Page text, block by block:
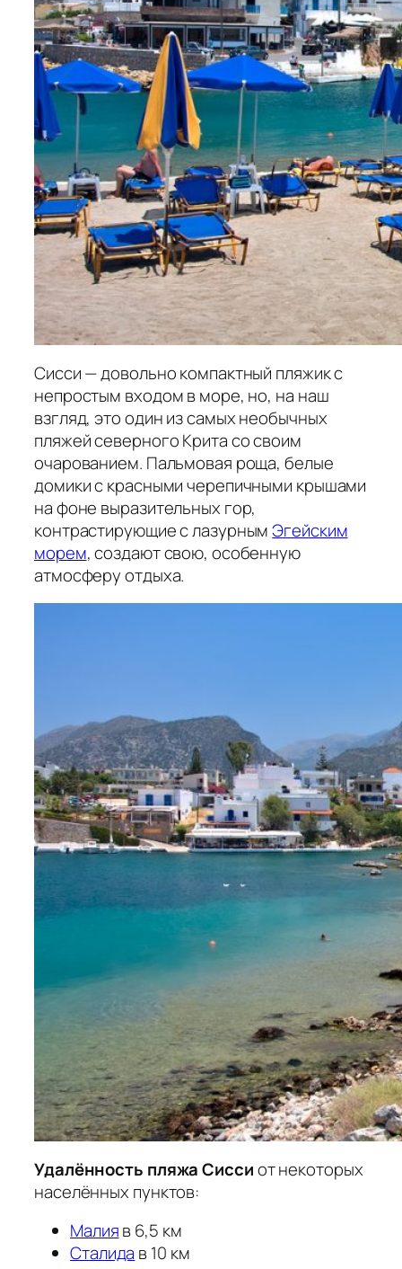
Сисси — довольно компактный пляжик с
непростым входом в море, но, на наш
взгляд, это один из самых необычных
пляжей северного Крита со своим
очарованием. Пальмовая роща, белые
домики с красными черепичными крышами
на фоне выразительных гор,
контрастирующие с лазурнымЭгейским
морем, создают свою, особенную
атмосферу отдыха.
Удалённость пляжа Сиссиот некоторых
населённых пунктов:
Малияв 6,5 км
Сталида в 10 км